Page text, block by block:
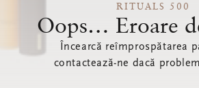
RITUALS 500
Oops… Eroare
Încearcă reîmprospătarea
contactează-ne dacă